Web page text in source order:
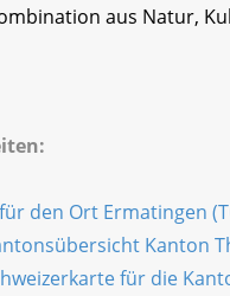
aus Natur,
den Ort Ermatingen
Kanton
für die